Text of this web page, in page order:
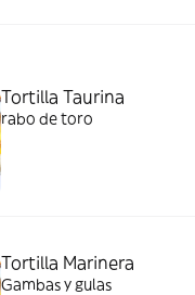
Tortilla Taurina
rabo de toro
Tortilla Marinera
Gambas y gulas